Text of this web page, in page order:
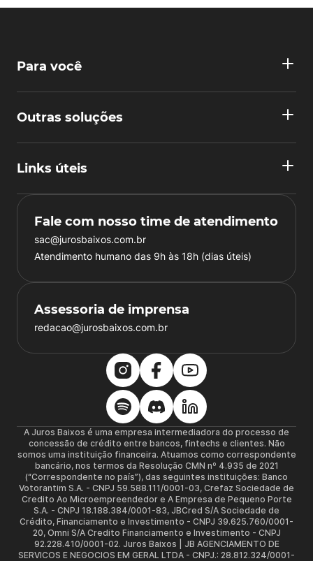
Para você
Outras soluções
Links úteis
Fale com nosso time de atendimento
sac@jurosbaixos.com.br
Atendimento humano das 9h às 18h (dias úteis)
Assessoria de imprensa
redacao@jurosbaixos.com.br
A Juros Baixos é uma empresa intermediadora do processo de
concessão de crédito entre bancos, fintechs e clientes. Não
somos uma instituição financeira. Atuamos como correspondente
bancário, nos termos da Resolução CMN nº 4.935 de 2021
(“Correspondente no país”), das seguintes instituições: Banco
Votorantim S.A. - CNPJ 59.588.111/0001-03, Crefaz Sociedade de
Credito Ao Microempreendedor e A Empresa de Pequeno Porte
S.A. - CNPJ 18.188.384/0001-83, JBCred S/A Sociedade de
Crédito, Financiamento e Investimento - CNPJ 39.625.760/0001-
20, Omni S/A Credito Financiamento e Investimento - CNPJ
92.228.410/0001-02. Juros Baixos | JB AGENCIAMENTO DE
SERVICOS E NEGOCIOS EM GERAL LTDA - CNPJ.: 28.812.324/0001-